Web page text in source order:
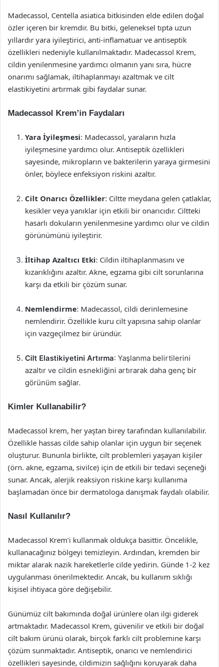
Madecassol, Centella asiatica bitkisinden elde edilen doğal
özler içeren bir kremdir. Bu bitki, geleneksel tıpta uzun
yıllardır yara iyileştirici, anti-inflamatuar ve antiseptik
özellikleri nedeniyle kullanılmaktadır. Madecassol Krem,
cildin yenilenmesine yardımcı olmanın yanı sıra, hücre
onarımı sağlamak, iltihaplanmayı azaltmak ve cilt
elastikiyetini artırmak gibi faydalar sunar.
Madecassol Krem’in Faydaları
Yara İyileşmesi: Madecassol, yaraların hızla
iyileşmesine yardımcı olur. Antiseptik özellikleri
sayesinde, mikropların ve bakterilerin yaraya girmesini
önler, böylece enfeksiyon riskini azaltır.
Cilt Onarıcı Özellikler: Ciltte meydana gelen çatlaklar,
kesikler veya yanıklar için etkili bir onarıcıdır. Ciltteki
hasarlı dokuların yenilenmesine yardımcı olur ve cildin
görünümünü iyileştirir.
İltihap Azaltıcı Etki: Cildin iltihaplanmasını ve
kızarıklığını azaltır. Akne, egzama gibi cilt sorunlarına
karşı da etkili bir çözüm sunar.
Nemlendirme: Madecassol, cildi derinlemesine
nemlendirir. Özellikle kuru cilt yapısına sahip olanlar
için vazgeçilmez bir üründür.
Cilt Elastikiyetini Artırma: Yaşlanma belirtilerini
azaltır ve cildin esnekliğini artırarak daha genç bir
görünüm sağlar.
Kimler Kullanabilir?
Madecassol krem, her yaştan birey tarafından kullanılabilir.
Özellikle hassas cilde sahip olanlar için uygun bir seçenek
oluşturur. Bununla birlikte, cilt problemleri yaşayan kişiler
(örn. akne, egzama, sivilce) için de etkili bir tedavi seçeneği
sunar. Ancak, alerjik reaksiyon riskine karşı kullanıma
başlamadan önce bir dermatologa danışmak faydalı olabilir.
Nasıl Kullanılır?
Madecassol Krem’i kullanmak oldukça basittir. Öncelikle,
kullanacağınız bölgeyi temizleyin. Ardından, kremden bir
miktar alarak nazik hareketlerle cilde yedirin. Günde 1-2 kez
uygulanması önerilmektedir. Ancak, bu kullanım sıklığı
kişisel ihtiyaca göre değişebilir.
Günümüz cilt bakımında doğal ürünlere olan ilgi giderek
artmaktadır. Madecassol Krem, güvenilir ve etkili bir doğal
cilt bakım ürünü olarak, birçok farklı cilt problemine karşı
çözüm sunmaktadır. Antiseptik, onarıcı ve nemlendirici
özellikleri sayesinde, cildimizin sağlığını koruyarak daha